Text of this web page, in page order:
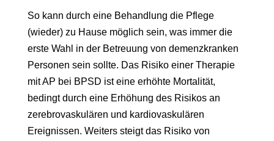
So kann durch eine Behandlung die Pflege
(wieder) zu Hause möglich sein, was immer die
erste Wahl in der Betreuung von demenzkranken
Personen sein sollte. Das Risiko einer Therapie
mit AP bei BPSD ist eine erhöhte Mortalität,
bedingt durch eine Erhöhung des Risikos an
zerebrovaskulären und kardiovaskulären
Ereignissen. Weiters steigt das Risiko von